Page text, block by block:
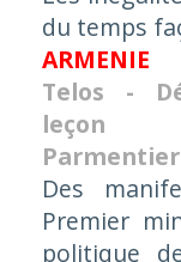
du temps
ARMENIE
Telos -
leçon
Parmentier
Des
Premier
politique